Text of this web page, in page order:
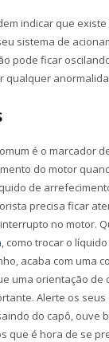
indicar que existe
sistema de
pode ficar
qualquer
é o marcador
do motor
de
precisa ficar
no motor.
, como trocar o
acaba com uma
uma orientação de
Alerte os seus
do capô, ouve
que é hora de se